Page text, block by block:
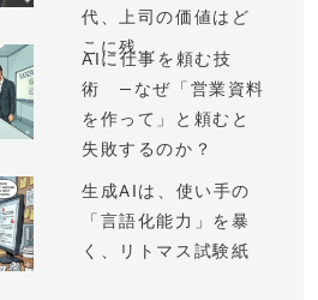
代、上司の価値はど
こに残...
AIに仕事を頼む技
術 —なぜ「営業資料
を作って」と頼むと
失敗するのか？
生成AIは、使い手の
「言語化能力」を暴
く、リトマス試験紙